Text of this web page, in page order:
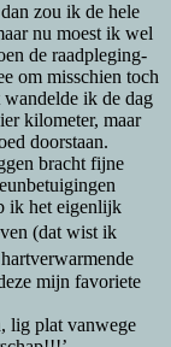
zou ik de hele
nu moest ik wel
de raadpleging-
om misschien toch
wandelde ik de dag
kilometer, maar
doorstaan.
bracht fijne
ik het eigenlijk
(dat wist ik
mijn favoriete
lig plat vanwege